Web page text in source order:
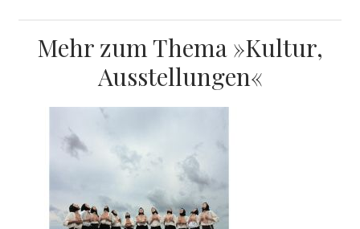
Mehr zum Thema »Kultur,
Ausstellungen«